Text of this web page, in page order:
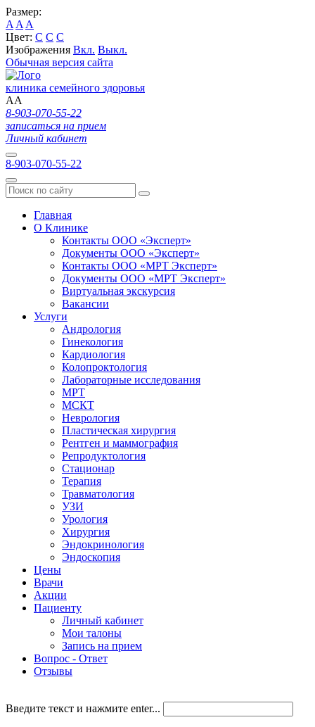
Размер:
A A A
Цвет: C C C
Изображения Вкл. Выкл.
Обычная версия сайта
клиника семейного здоровья
AA
8-903-070-55-22
записаться на прием
Личный кабинет
8-903-070-55-22
Главная
О Клинике
Контакты ООО «Эксперт»
Документы ООО «Эксперт»
Контакты ООО «МРТ Эксперт»
Документы ООО «МРТ Эксперт»
Виртуальная экскурсия
Вакансии
Услуги
Андрология
Гинекология
Кардиология
Колопроктология
Лабораторные исследования
МРТ
МСКТ
Неврология
Пластическая хирургия
Рентген и маммография
Репродуктология
Стационар
Терапия
Травматология
УЗИ
Урология
Хирургия
Эндокринология
Эндоскопия
Цены
Врачи
Акции
Пациенту
Личный кабинет
Мои талоны
Запись на прием
Вопрос - Ответ
Отзывы
Введите текст и нажмите enter...